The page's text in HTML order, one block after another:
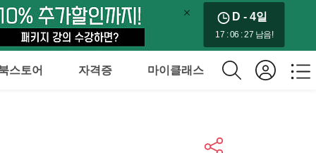
D - 4일
17 : 06 : 26 남음!
스토어 자격증 마이클래스